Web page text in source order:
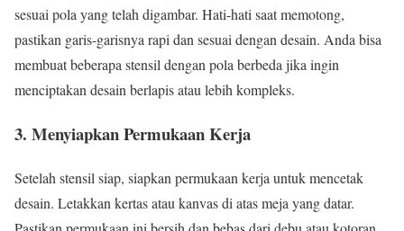
sesuai pola yang telah digambar. Hati-hati saat memotong,
pastikan garis-garisnya rapi dan sesuai dengan desain. Anda bisa
membuat beberapa stensil dengan pola berbeda jika ingin
menciptakan desain berlapis atau lebih kompleks.
3. Menyiapkan Permukaan Kerja
Setelah stensil siap, siapkan permukaan kerja untuk mencetak
desain. Letakkan kertas atau kanvas di atas meja yang datar.